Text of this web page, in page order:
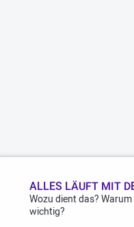
ALLES LÄUFT MIT
Wozu dient das?
wichtig?